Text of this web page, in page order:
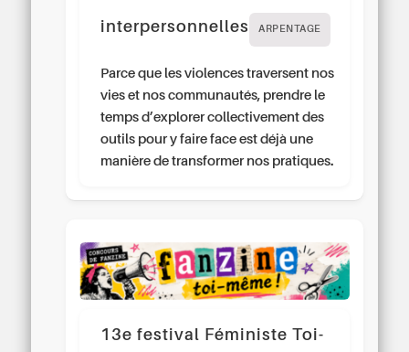
interpersonnelles
ARPENTAGE
Parce que les violences traversent nos
vies et nos communautés, prendre le
temps d’explorer collectivement des
outils pour y faire face est déjà une
manière de transformer nos pratiques.
13e festival Féministe Toi-